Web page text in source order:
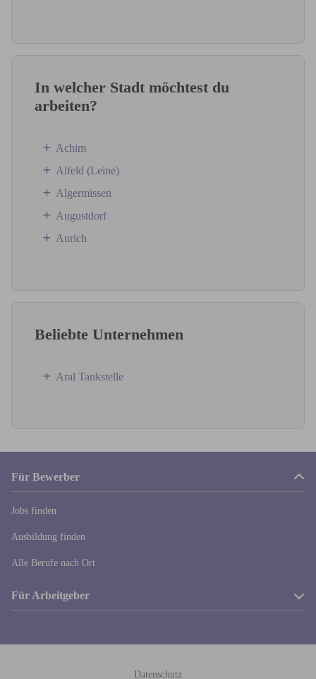
In welcher Stadt möchtest du
arbeiten?
Achim
Alfeld (Leine)
Algermissen
Augustdorf
Aurich
Beliebte Unternehmen
Aral Tankstelle
Für Bewerber
Jobs finden
Ausbildung finden
Alle Berufe nach Ort
Für Arbeitgeber
Datenschutz